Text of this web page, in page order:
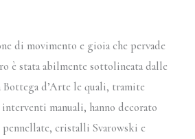
di movimento e gioia che pervade
è stata abilmente sottolineata dalle
Bottega d’Arte le quali, tramite
manuali, hanno decorato
cristalli Svarowski e